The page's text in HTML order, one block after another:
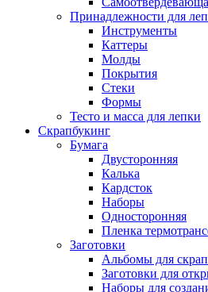
Принадлежности для
Инструменты
Каттеры
Молды
Покрытия
Стеки
Формы
Тесто и масса для лепки
Скрапбукинг
Бумага
Двусторонняя
Калька
Кардсток
Наборы
Односторонняя
Пленка
Заготовки
Альбомы для
Заготовки для
Наборы для